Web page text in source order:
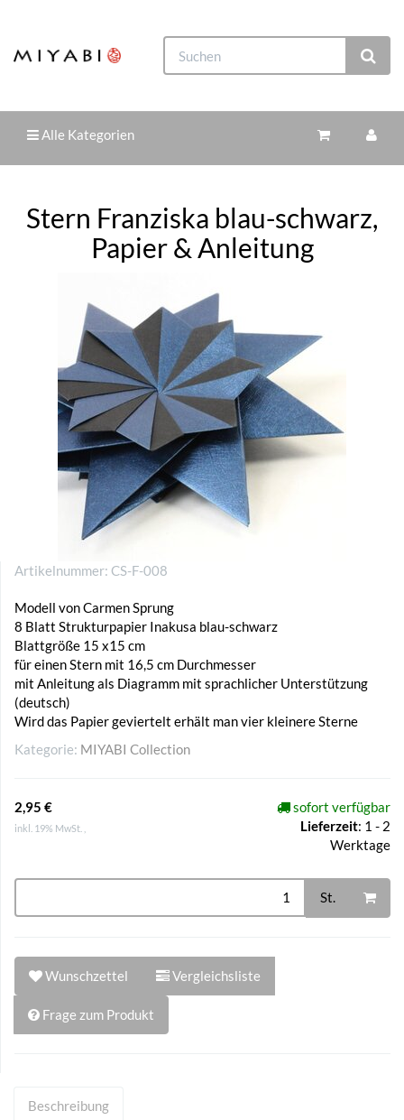
Alle Kategorien
Stern Franziska blau-schwarz,
Papier & Anleitung
Artikelnummer: CS-F-008
Modell von Carmen Sprung
8 Blatt Strukturpapier Inakusa blau-schwarz
Blattgröße 15 x15 cm
für einen Stern mit 16,5 cm Durchmesser
mit Anleitung als Diagramm mit sprachlicher Unterstützung
(deutsch)
Wird das Papier geviertelt erhält man vier kleinere Sterne
Kategorie: MIYABI Collection
2,95 €
inkl. 19% MwSt. ,
sofort verfügbar
Lieferzeit: 1 - 2
Werktage
St.
Wunschzettel Vergleichsliste
Frage zum Produkt
Beschreibung